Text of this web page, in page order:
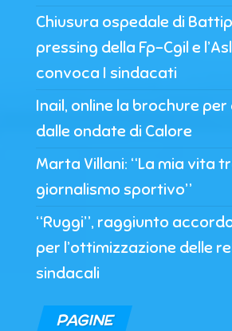
Chiusura ospedale di
pressing della Fp-Cgil e
convoca I sindacati
Inail, online la brochure
dalle ondate di Calore
Marta Villani: “La mia vita
giornalismo sportivo”
“Ruggi”, raggiunto
per l’ottimizzazione delle
sindacali
PAGINE